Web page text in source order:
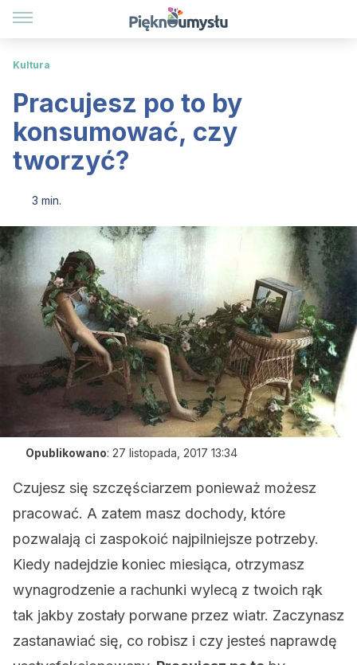
Kultura
Pracujesz po to by
konsumować, czy
tworzyć?
3 min.
Opublikowano: 27 listopada, 2017 13:34
Czujesz się szczęściarzem ponieważ możesz
pracować. A zatem masz dochody, które
pozwalają ci zaspokoić najpilniejsze potrzeby.
Kiedy nadejdzie koniec miesiąca, otrzymasz
wynagrodzenie a rachunki wylecą z twoich rąk
tak jakby zostały porwane przez wiatr. Zaczynasz
zastanawiać się, co robisz i czy jesteś naprawdę